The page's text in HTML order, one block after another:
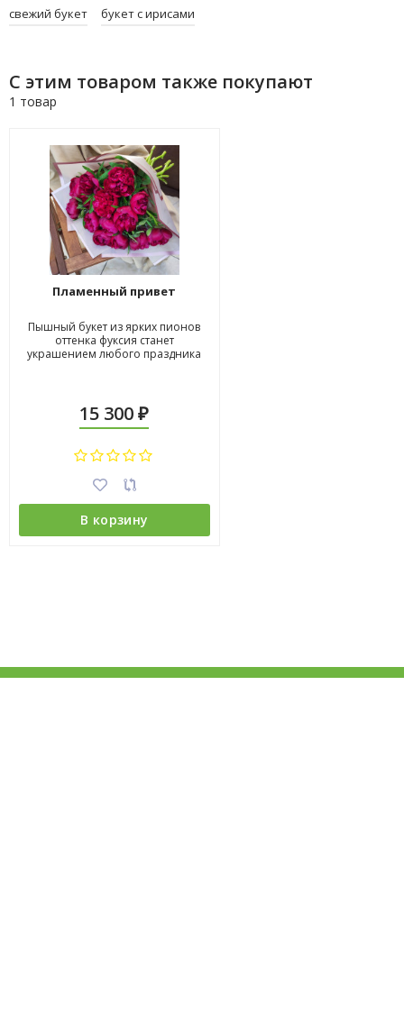
свежий букет
букет с ирисами
С этим товаром также покупают
1 товар
Пламенный привет
Пышный букет из ярких пионов
оттенка фуксия станет
украшением любого праздника
15 300₽
В корзину